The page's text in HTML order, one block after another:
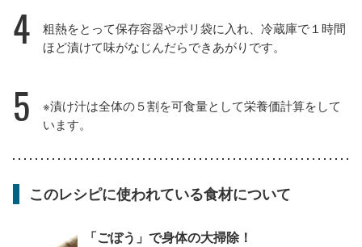
4
粗熱をとって保存容器やポリ袋に入れ、冷蔵庫で１時間
ほど漬けて味がなじんだらできあがりです。
5
※漬け汁は全体の５割を可食量として栄養価計算をして
います。
このレシピに使われている食材について
「ごぼう」で身体の大掃除！